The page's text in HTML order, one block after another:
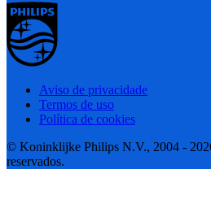
Aviso de privacidade
Termos de uso
Política de cookies
© Koninklijke Philips N.V., 2004 -
reservados.